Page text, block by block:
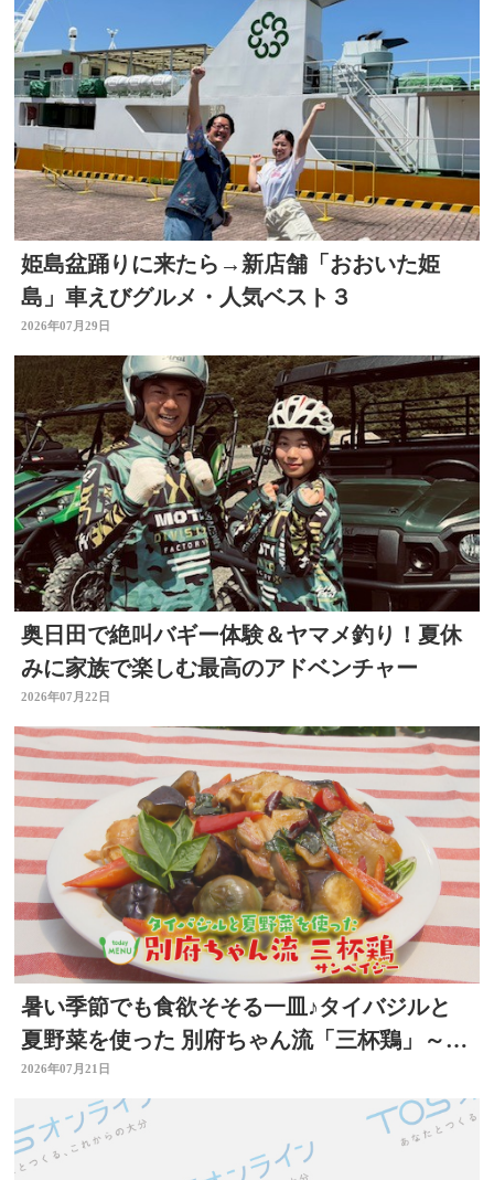
姫島盆踊りに来たら→新店舗「おおいた姫
島」車えびグルメ・人気ベスト３
2026年07月29日
奥日田で絶叫バギー体験＆ヤマメ釣り！夏休
みに家族で楽しむ最高のアドベンチャー
2026年07月22日
暑い季節でも食欲そそる一皿♪タイバジルと
夏野菜を使った 別府ちゃん流「三杯鶏」～開
店！キッチン別府ちゃん～
2026年07月21日